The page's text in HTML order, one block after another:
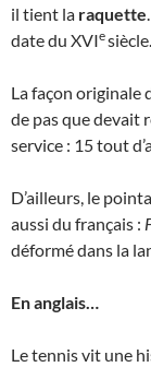
il tient la raquette
date du XVIesiècle.
La façon originale
de pas que devait
service : 15 tout
D’ailleurs, le
aussi du français :
déformé dans la
En anglais…
Le tennis vit une